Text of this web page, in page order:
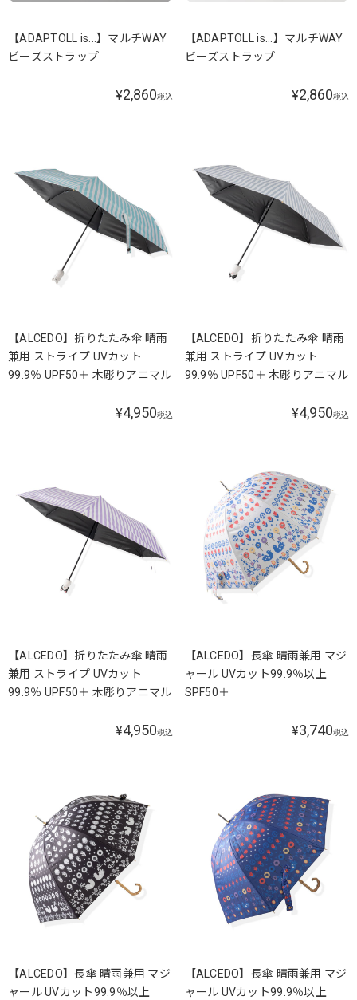
【ADAPTOLL is...】マルチWAY
ビーズストラップ
¥2,860税込
【ADAPTOLL is...】マルチWAY
ビーズストラップ
¥2,860税込
【ALCEDO】折りたたみ傘 晴雨
兼用 ストライプ UVカット
99.9％ UPF50＋ 木彫りアニマル
¥4,950税込
【ALCEDO】折りたたみ傘 晴雨
兼用 ストライプ UVカット
99.9％ UPF50＋ 木彫りアニマル
¥4,950税込
【ALCEDO】折りたたみ傘 晴雨
兼用 ストライプ UVカット
99.9％ UPF50＋ 木彫りアニマル
¥4,950税込
【ALCEDO】長傘 晴雨兼用 マジ
ャール UVカット99.9％以上
SPF50＋
¥3,740税込
【ALCEDO】長傘 晴雨兼用 マジ
ャール UVカット99.9％以上
【ALCEDO】長傘 晴雨兼用 マジ
ャール UVカット99.9％以上